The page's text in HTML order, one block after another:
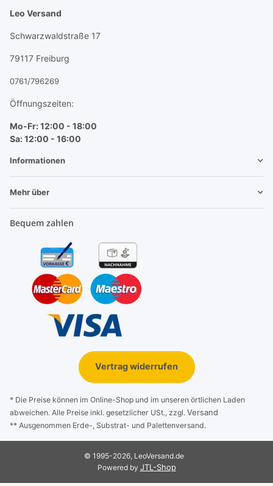
Leo Versand
Schwarzwaldstraße 17
79117 Freiburg
0761/796269
Öffnungszeiten:
Mo-Fr: 12:00 - 18:00
Sa: 12:00 - 16:00
Informationen
Mehr über
Bequem zahlen
Vertrag widerrufen
* Die Preise können im Online-Shop und im unseren örtlichen Laden
abweichen. Alle Preise inkl. gesetzlicher USt., zzgl. Versand
** Ausgenommen Erde-, Substrat- und Palettenversand.
© 1995-2026, LeoVersand.de
Powered by JTL-Shop